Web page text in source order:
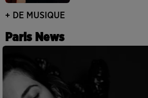
+ DE MUSIQUE
Paris News